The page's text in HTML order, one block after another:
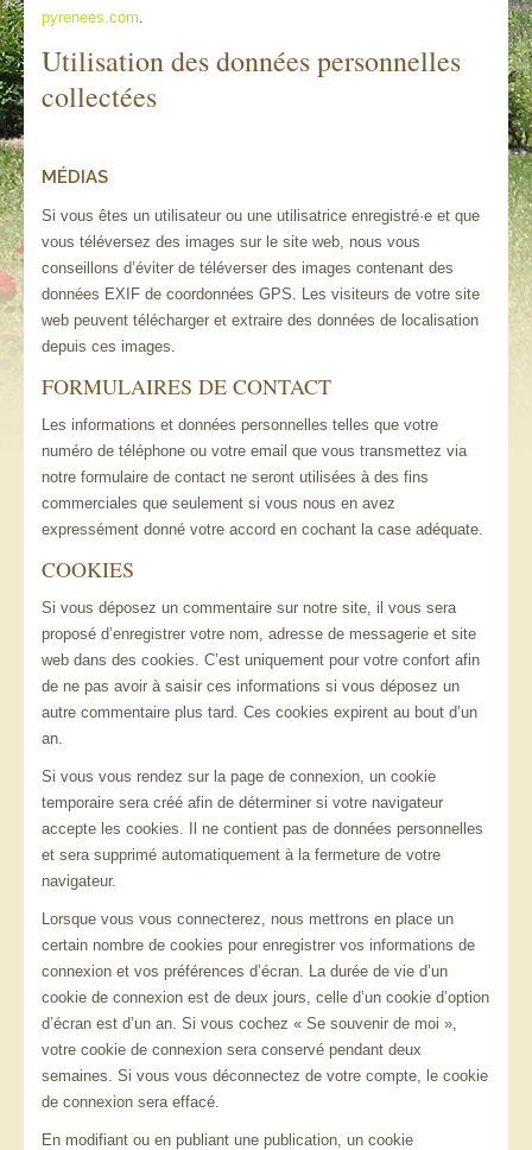
Chalets : tarifs/ réserver
pyrenees.com.
Utilisation des données personnelles
collectées
MÉDIAS
Si vous êtes un utilisateur ou une utilisatrice enregistré·e et que
vous téléversez des images sur le site web, nous vous
conseillons d’éviter de téléverser des images contenant des
données EXIF de coordonnées GPS. Les visiteurs de votre site
web peuvent télécharger et extraire des données de localisation
depuis ces images.
FORMULAIRES DE CONTACT
Les informations et données personnelles telles que votre
numéro de téléphone ou votre email que vous transmettez via
notre formulaire de contact ne seront utilisées à des fins
commerciales que seulement si vous nous en avez
expressément donné votre accord en cochant la case adéquate.
COOKIES
Si vous déposez un commentaire sur notre site, il vous sera
proposé d’enregistrer votre nom, adresse de messagerie et site
web dans des cookies. C’est uniquement pour votre confort afin
de ne pas avoir à saisir ces informations si vous déposez un
autre commentaire plus tard. Ces cookies expirent au bout d’un
an.
Si vous vous rendez sur la page de connexion, un cookie
temporaire sera créé afin de déterminer si votre navigateur
accepte les cookies. Il ne contient pas de données personnelles
et sera supprimé automatiquement à la fermeture de votre
navigateur.
Lorsque vous vous connecterez, nous mettrons en place un
certain nombre de cookies pour enregistrer vos informations de
connexion et vos préférences d’écran. La durée de vie d’un
cookie de connexion est de deux jours, celle d’un cookie d’option
d’écran est d’un an. Si vous cochez « Se souvenir de moi »,
votre cookie de connexion sera conservé pendant deux
semaines. Si vous vous déconnectez de votre compte, le cookie
de connexion sera effacé.
En modifiant ou en publiant une publication, un cookie